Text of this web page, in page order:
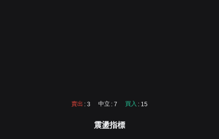
賣出 : 3 中立 : 7 買入 : 15
震盪指標